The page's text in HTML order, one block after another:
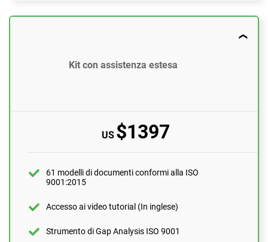
US$897
Assistenza via email
10 domande al mese
1 ora
compilati)
Kit con assistenza estesa
US $1397
61 modelli di documenti conformi alla ISO
9001:2015
Accesso ai video tutorial (In inglese)
Strumento di Gap Analysis ISO 9001